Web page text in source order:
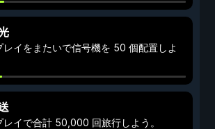
レイをまたいで信号機を 50 個配置しよ
レイで合計 50,000 回旅行しよう。